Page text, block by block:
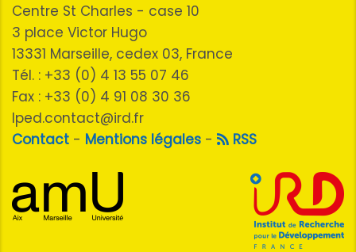
Centre St Charles - case 10
3 place Victor Hugo
13331 Marseille, cedex 03, France
Tél. : +33 (0) 4 13 55 07 46
Fax : +33 (0) 4 91 08 30 36
lped.contact@ird.fr
Contact - Mentions légales - RSS